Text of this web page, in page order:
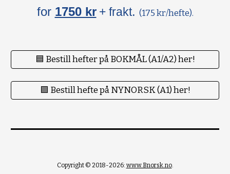
for 1750 kr + frakt. (175 kr/hefte).
🟦 Bestill hefter på BOKMÅL (A1/A2) her!
🟪 Bestill hefte på NYNORSK (A1) her!
Copyright © 2018-2026: www.Bnorsk.no.